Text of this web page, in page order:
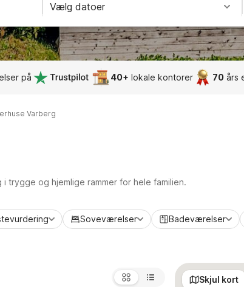
Vælg datoer
på 40+ lokale kontorer 70 års
Varberg
trygge og hjemlige rammer for hele familien.
Soveværelser Badeværelser
Skjul kort